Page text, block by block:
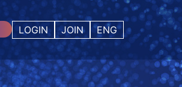
LOGIN JOIN ENG